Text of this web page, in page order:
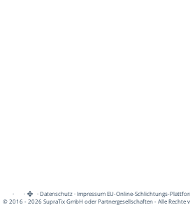
· · ·Datenschutz·Impressum EU-Online-Schlichtungs-
© 2016 - 2026 SupraTix GmbH oder Partnergesellschaften - Alle Rechte